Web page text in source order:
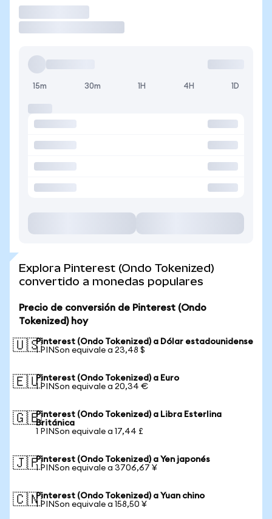
15m 30m 1H 4H 1D
Explora Pinterest (Ondo Tokenized)
convertido a monedas populares
Precio de conversión de Pinterest (Ondo
Tokenized) hoy
🇺🇸Pinterest (Ondo Tokenized) a Dólar estadounidense
1 PINSon equivale a 23,48 $
🇪🇺Pinterest (Ondo Tokenized) a Euro
1 PINSon equivale a 20,34 €
🇬🇧Pinterest (Ondo Tokenized) a Libra Esterlina
Británica
1 PINSon equivale a 17,44 £
🇯🇵Pinterest (Ondo Tokenized) a Yen japonés
1 PINSon equivale a 3706,67 ¥
🇨🇳Pinterest (Ondo Tokenized) a Yuan chino
1 PINSon equivale a 158,50 ¥